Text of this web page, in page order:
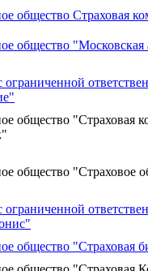
общество Страховая
общество "Московская
ограниченной
общество "Страховая
общество "Страховое
общество "Страховая